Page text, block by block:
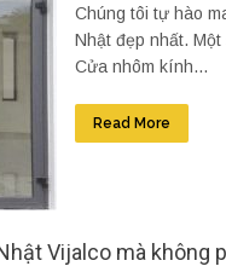
Chúng tôi tự hào
Nhật đẹp nhất.
Cửa nhôm kính...
Read More
Vijalco mà không